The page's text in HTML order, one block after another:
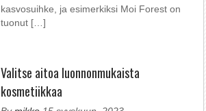
kasvosuihke, ja esimerkiksi Moi Forest on
tuonut […]
Valitse aitoa luonnonmukaista
kosmetiikkaa